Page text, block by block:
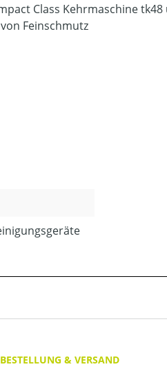
Class Kehrmaschine
Feinschmutz
BESTELLUNG & VERSAND